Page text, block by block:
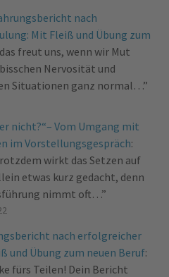
nach
Mit Fleiß und Übung zum
freut uns, wenn wir Mut
Nervosität und
Situationen ganz normal… ”
nicht?“– Vom Umgang mit
im Vorstellungsgespräch:
wirkt das Setzen auf
etwas kurz gedacht, denn
nimmt oft… ”
nach erfolgreicher
und Übung zum neuen Beruf:
fürs Teilen! Dein Bericht